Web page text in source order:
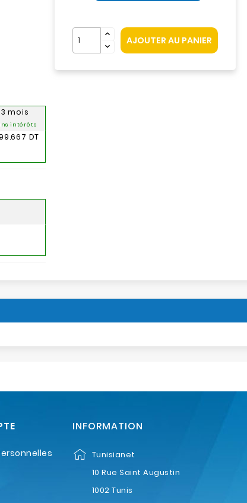
AJOUTER AU PANIER
3 mois
intérêts
DT
INFORMATION
Tunisianet
10 Rue Saint Augustin
1002 Tunis